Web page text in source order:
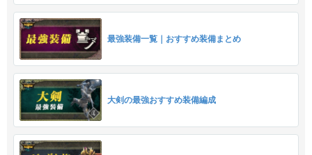
最強装備一覧｜おすすめ装備まとめ
大剣の最強おすすめ装備編成